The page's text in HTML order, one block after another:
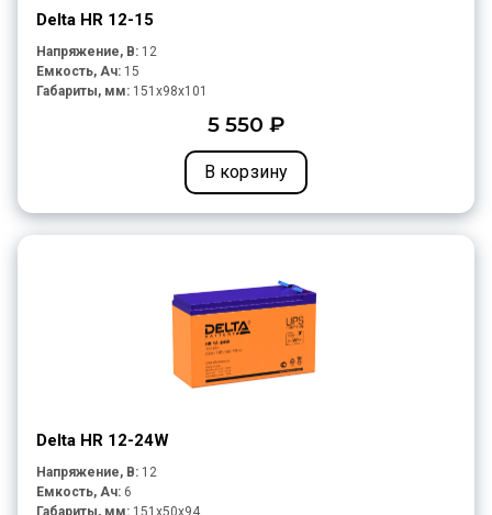
Delta HR 12-15
Напряжение, В: 12
Емкость, Ач: 15
Габариты, мм: 151x98x101
5 550 ₽
В корзину
Delta HR 12-24W
Напряжение, В: 12
Емкость, Ач: 6
Габариты, мм: 151x50x94